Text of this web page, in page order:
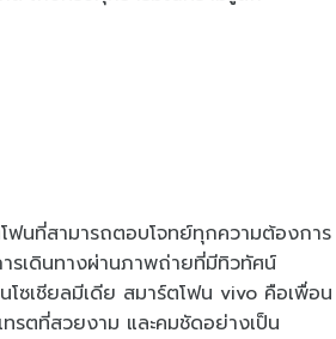
ฟนที่สามารถตอบโจทย์ทุกความต้องการ
ารเดินทางผ่านภาพถ่ายที่มีทิวทัศน์
ซเชียลมีเดีย สมาร์ตโฟน vivo คือเพื่อน
รตที่สวยงาม และคมชัดอย่างเป็น